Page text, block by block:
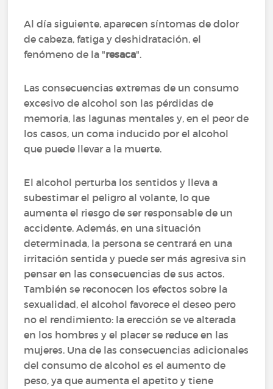
Al día siguiente, aparecen síntomas de dolor
de cabeza, fatiga y deshidratación, el
fenómeno de la "resaca".
Las consecuencias extremas de un consumo
excesivo de alcohol son las pérdidas de
memoria, las lagunas mentales y, en el peor de
los casos, un coma inducido por el alcohol
que puede llevar a la muerte.
El alcohol perturba los sentidos y lleva a
subestimar el peligro al volante, lo que
aumenta el riesgo de ser responsable de un
accidente. Además, en una situación
determinada, la persona se centrará en una
irritación sentida y puede ser más agresiva sin
pensar en las consecuencias de sus actos.
También se reconocen los efectos sobre la
sexualidad, el alcohol favorece el deseo pero
no el rendimiento: la erección se ve alterada
en los hombres y el placer se reduce en las
mujeres. Una de las consecuencias adicionales
del consumo de alcohol es el aumento de
peso, ya que aumenta el apetito y tiene